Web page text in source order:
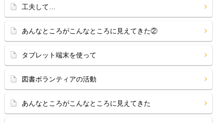
工夫して…
あんなところがこんなところに見えてきた②
タブレット端末を使って
図書ボランティアの活動
あんなところがこんなところに見えてきた